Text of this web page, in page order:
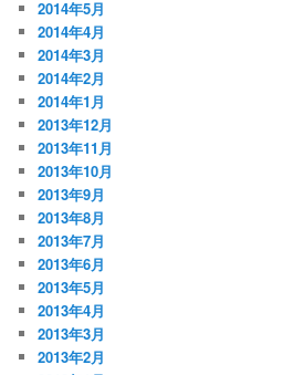
2014年5月
2014年4月
2014年3月
2014年2月
2014年1月
2013年12月
2013年11月
2013年10月
2013年9月
2013年8月
2013年7月
2013年6月
2013年5月
2013年4月
2013年3月
2013年2月